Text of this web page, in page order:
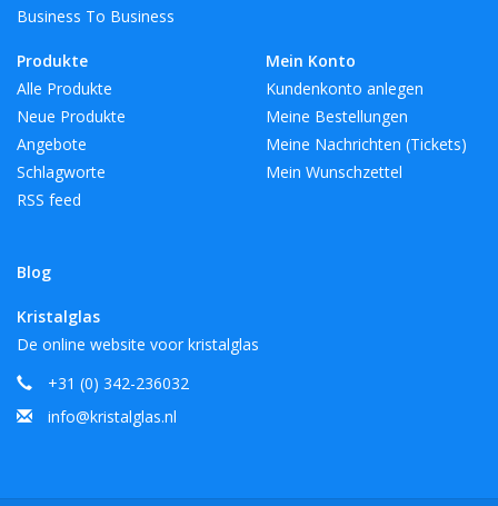
Business To Business
Produkte
Alle Produkte
Neue Produkte
Angebote
Schlagworte
RSS feed
Blog
Mein Konto
Kundenkonto anlegen
Meine Bestellungen
Meine Nachrichten (Tickets)
Mein Wunschzettel
Kristalglas
De online website voor kristalglas
+31 (0) 342-236032
info@kristalglas.nl